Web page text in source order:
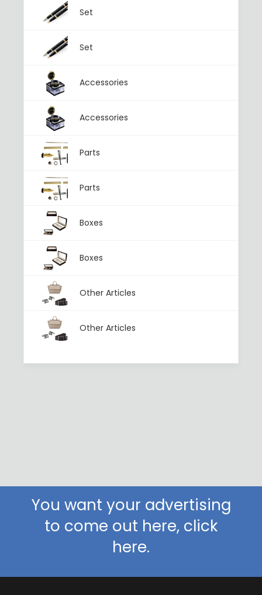
Set
Set
Accessories
Accessories
Parts
Parts
Boxes
Boxes
Other Articles
Other Articles
You want your advertising
to come out here, click
here.